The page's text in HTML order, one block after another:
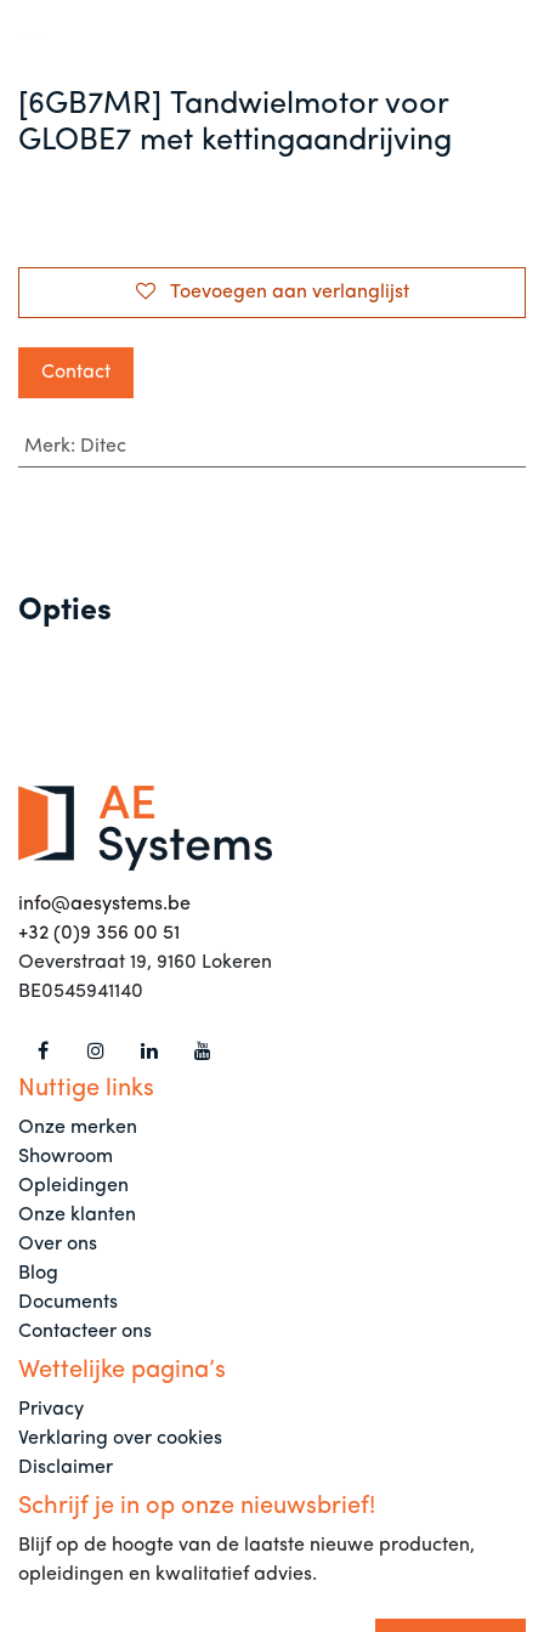
[6GB7MR] Tandwielmotor voor
GLOBE7 met kettingaandrijving
Toevoegen aan verlanglijst
Contact
Merk: Ditec
Opties
info@aesystems.be
+32 (0)9 356 00 51
Oeverstraat 19, 9160 Lokeren
BE0545941140
Nuttige links
Onze merken
Showroom
Opleidingen
Onze klanten
Over ons
Blog
Documents
Contacteer ons
Wettelijke pagina’s
Privacy
Verklaring over cookies
Disclaimer
Schrijf je in op onze nieuwsbrief!
Blijf op de hoogte van de laatste nieuwe producten,
opleidingen en kwalitatief advies.